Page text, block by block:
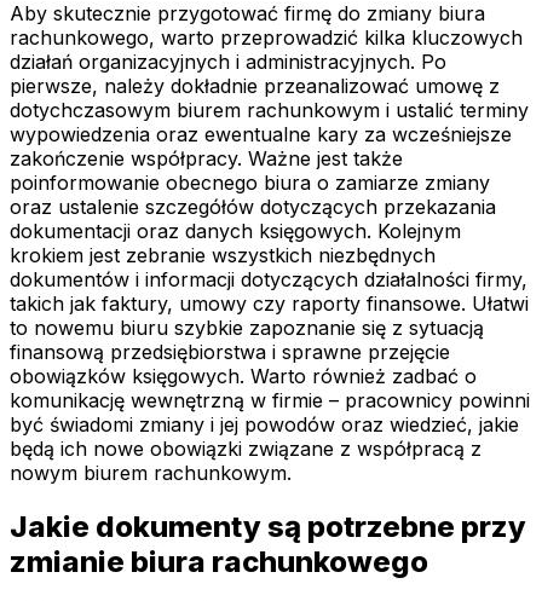
Aby skutecznie przygotować firmę do zmiany biura
rachunkowego, warto przeprowadzić kilka kluczowych
działań organizacyjnych i administracyjnych. Po
pierwsze, należy dokładnie przeanalizować umowę z
dotychczasowym biurem rachunkowym i ustalić terminy
wypowiedzenia oraz ewentualne kary za wcześniejsze
zakończenie współpracy. Ważne jest także
poinformowanie obecnego biura o zamiarze zmiany
oraz ustalenie szczegółów dotyczących przekazania
dokumentacji oraz danych księgowych. Kolejnym
krokiem jest zebranie wszystkich niezbędnych
dokumentów i informacji dotyczących działalności firmy,
takich jak faktury, umowy czy raporty finansowe. Ułatwi
to nowemu biuru szybkie zapoznanie się z sytuacją
finansową przedsiębiorstwa i sprawne przejęcie
obowiązków księgowych. Warto również zadbać o
komunikację wewnętrzną w firmie – pracownicy powinni
być świadomi zmiany i jej powodów oraz wiedzieć, jakie
będą ich nowe obowiązki związane z współpracą z
nowym biurem rachunkowym.
Jakie dokumenty są potrzebne przy
zmianie biura rachunkowego